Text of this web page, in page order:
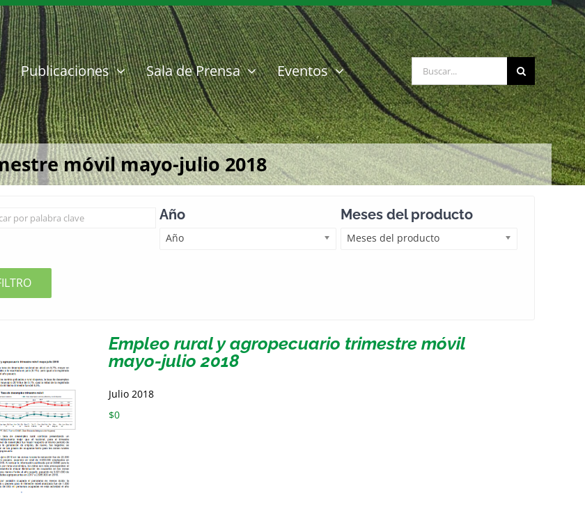
Publicaciones Sala de Prensa Eventos Buscar:
móvil mayo-julio 2018
Año
Año
Meses del producto
Meses del producto
Empleo rural y agropecuario trimestre móvil
mayo-julio 2018
Julio 2018
$0